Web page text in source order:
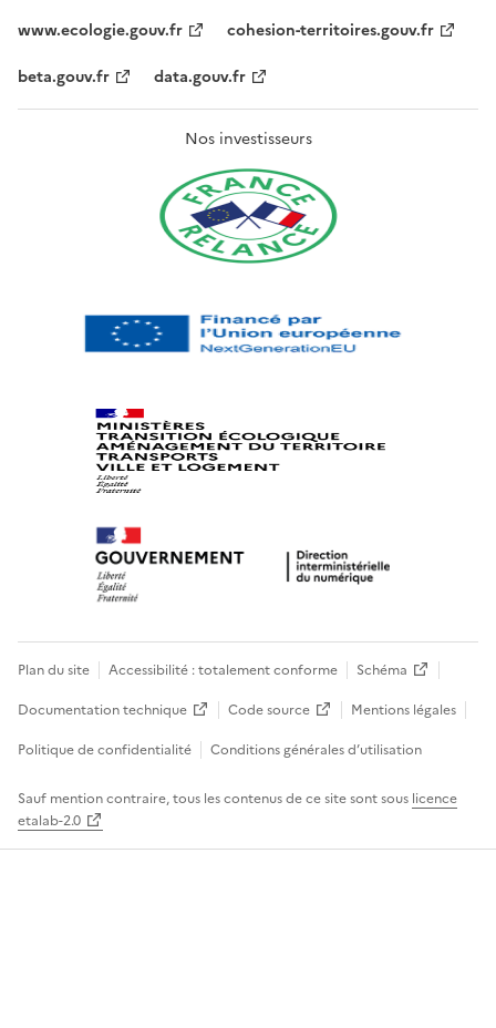
www.ecologie.gouv.fr
cohesion-territoires.gouv.fr
beta.gouv.fr
data.gouv.fr
Nos investisseurs
Plan du site Accessibilité : totalement conforme
Schéma
Documentation technique
Code source
Mentions légales
Politique de confidentialité
Conditions générales d’utilisation
Sauf mention contraire, tous les contenus de ce site sont sous licence
etalab-2.0